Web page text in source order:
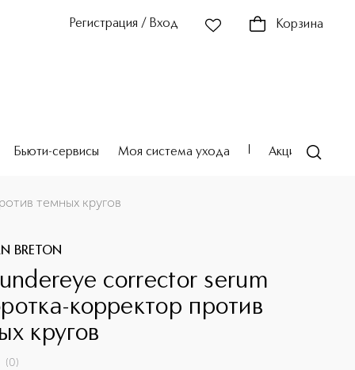
Регистрация / Вход Корзина
Бьюти-сервисы Моя система ухода Акции
темных кругов
BRETON
corrector serum
корректор против
кругов
(0)